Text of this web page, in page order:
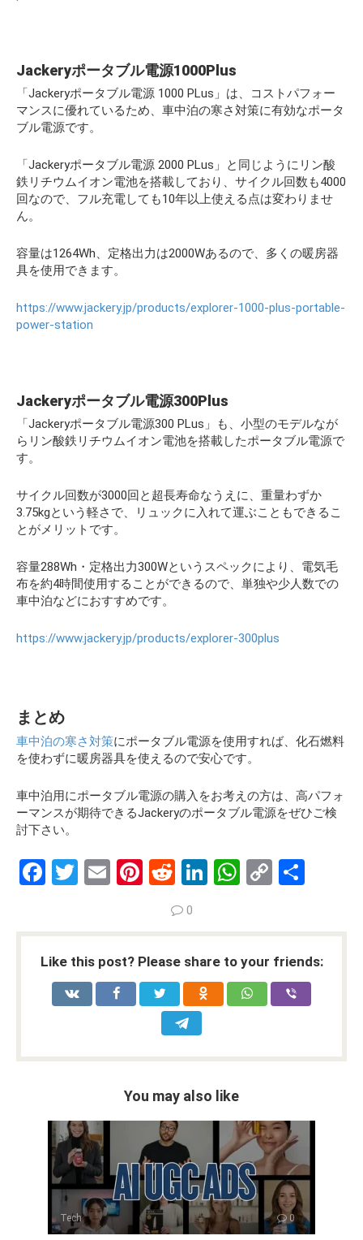
Jackeryポータブル電源1000Plus
「Jackeryポータブル電源 1000 PLus」は、コストパフォー
マンスに優れているため、車中泊の寒さ対策に有効なポータ
ブル電源です。
「Jackeryポータブル電源 2000 PLus」と同じようにリン酸
鉄リチウムイオン電池を搭載しており、サイクル回数も4000
回なので、フル充電しても10年以上使える点は変わりませ
ん。
容量は1264Wh、定格出力は2000Wあるので、多くの暖房器
具を使用できます。
https://www.jackery.jp/products/explorer-1000-plus-portable-
power-station
Jackeryポータブル電源300Plus
「Jackeryポータブル電源300 PLus」も、小型のモデルなが
らリン酸鉄リチウムイオン電池を搭載したポータブル電源で
す。
サイクル回数が3000回と超長寿命なうえに、重量わずか
3.75kgという軽さで、リュックに入れて運ぶこともできるこ
とがメリットです。
容量288Wh・定格出力300Wというスペックにより、電気毛
布を約4時間使用することができるので、単独や少人数での
車中泊などにおすすめです。
https://www.jackery.jp/products/explorer-300plus
まとめ
車中泊の寒さ対策にポータブル電源を使用すれば、化石燃料
を使わずに暖房器具を使えるので安心です。
車中泊用にポータブル電源の購入をお考えの方は、高パフォ
ーマンスが期待できるJackeryのポータブル電源をぜひご検
討下さい。
F
ce
b
o
o
T
tt
er
E
ail
Pi
er
es
t
R
e
d
di
t
Li
ke
dI
n
W
at
A
p
C
py
Li
n
k
ar
e
0
Like this post? Please share to your friends:
You may also like
Tech 0